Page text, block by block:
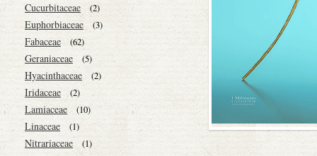
Cucurbitaceae (2)
Euphorbiaceae (3)
Fabaceae (62)
Geraniaceae (5)
Hyacinthaceae (2)
Iridaceae (2)
Lamiaceae (10)
Linaceae (1)
Nitrariaceae (1)